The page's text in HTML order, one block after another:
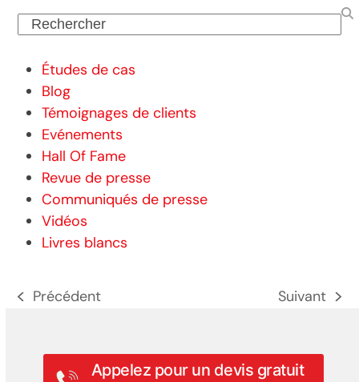
Rechercher
Études de cas
Blog
Témoignages de clients
Evénements
Hall Of Fame
Revue de presse
Communiqués de presse
Vidéos
Livres blancs
poste
Précédent
prochain
Suivant
Appelez pour un devis gratuit